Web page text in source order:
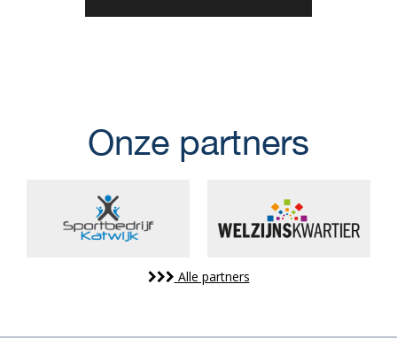
Onze partners
Alle partners